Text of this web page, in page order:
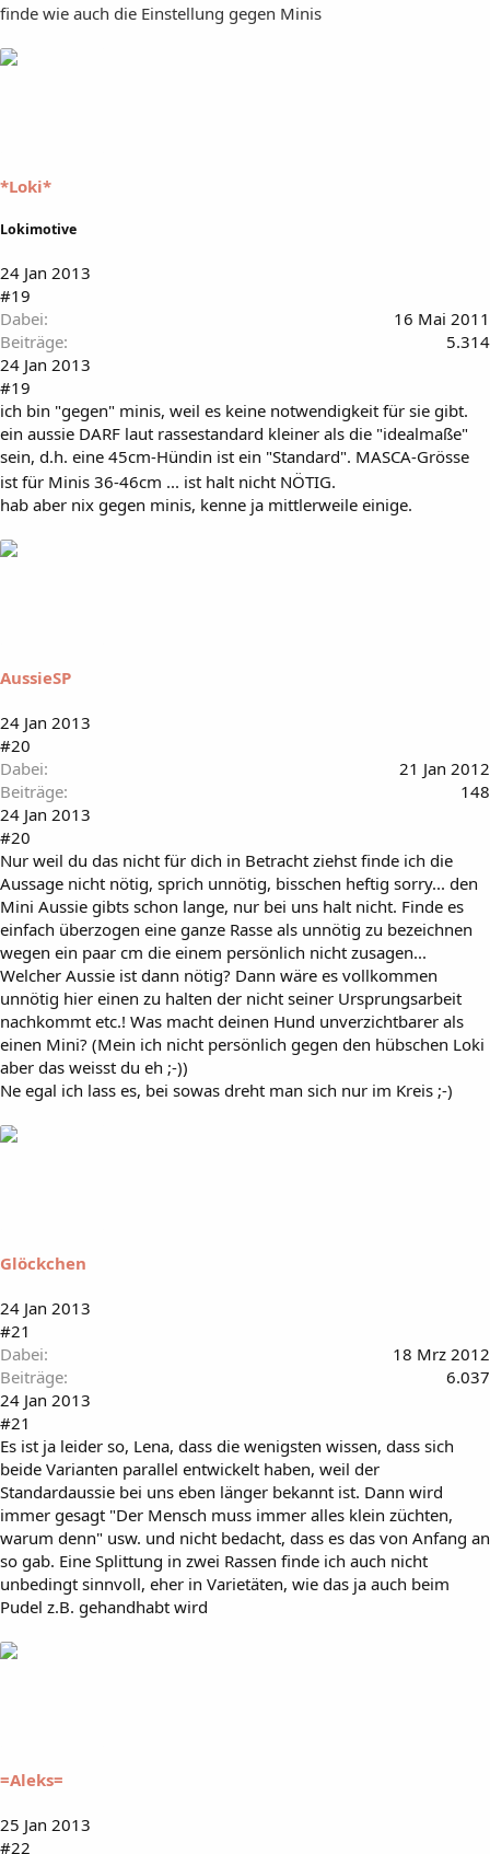
finde wie auch die Einstellung gegen Minis
*Loki*
Lokimotive
24 Jan 2013
#19
Dabei
16 Mai 2011
Beiträge
5.314
24 Jan 2013
#19
ich bin "gegen" minis, weil es keine notwendigkeit für sie gibt.
ein aussie DARF laut rassestandard kleiner als die "idealmaße"
sein, d.h. eine 45cm-Hündin ist ein "Standard". MASCA-Grösse
ist für Minis 36-46cm ... ist halt nicht NÖTIG.
hab aber nix gegen minis, kenne ja mittlerweile einige.
AussieSP
24 Jan 2013
#20
Dabei
21 Jan 2012
Beiträge
148
24 Jan 2013
#20
Nur weil du das nicht für dich in Betracht ziehst finde ich die
Aussage nicht nötig, sprich unnötig, bisschen heftig sorry... den
Mini Aussie gibts schon lange, nur bei uns halt nicht. Finde es
einfach überzogen eine ganze Rasse als unnötig zu bezeichnen
wegen ein paar cm die einem persönlich nicht zusagen...
Welcher Aussie ist dann nötig? Dann wäre es vollkommen
unnötig hier einen zu halten der nicht seiner Ursprungsarbeit
nachkommt etc.! Was macht deinen Hund unverzichtbarer als
einen Mini? (Mein ich nicht persönlich gegen den hübschen Loki
aber das weisst du eh ;-))
Ne egal ich lass es, bei sowas dreht man sich nur im Kreis ;-)
Glöckchen
24 Jan 2013
#21
Dabei
18 Mrz 2012
Beiträge
6.037
24 Jan 2013
#21
Es ist ja leider so, Lena, dass die wenigsten wissen, dass sich
beide Varianten parallel entwickelt haben, weil der
Standardaussie bei uns eben länger bekannt ist. Dann wird
immer gesagt "Der Mensch muss immer alles klein züchten,
warum denn" usw. und nicht bedacht, dass es das von Anfang an
so gab. Eine Splittung in zwei Rassen finde ich auch nicht
unbedingt sinnvoll, eher in Varietäten, wie das ja auch beim
Pudel z.B. gehandhabt wird
=Aleks=
25 Jan 2013
#22